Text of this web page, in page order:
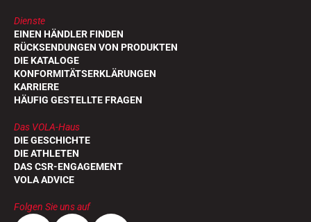
Dienste
EINEN HÄNDLER FINDEN
RÜCKSENDUNGEN VON PRODUKTEN
DIE KATALOGE
KONFORMITÄTSERKLÄRUNGEN
KARRIERE
HÄUFIG GESTELLTE FRAGEN
Das VOLA-Haus
DIE GESCHICHTE
DIE ATHLETEN
DAS CSR-ENGAGEMENT
VOLA ADVICE
Folgen Sie uns auf